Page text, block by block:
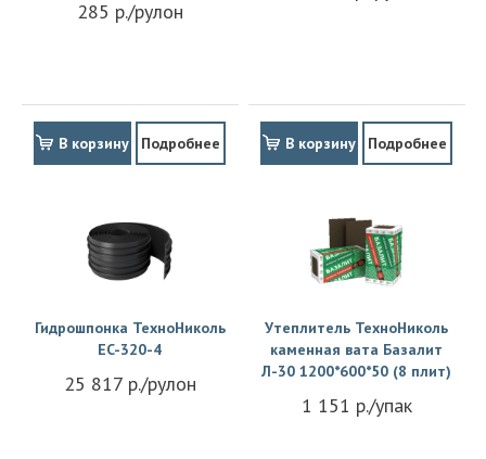
285 р./рулон
В корзину Подробнее В корзину Подробнее
Гидрошпонка ТехноНиколь
EC-320-4
25 817 р./рулон
Утеплитель ТехноНиколь
каменная вата Базалит
Л-30 1200*600*50 (8 плит)
1 151 р./упак